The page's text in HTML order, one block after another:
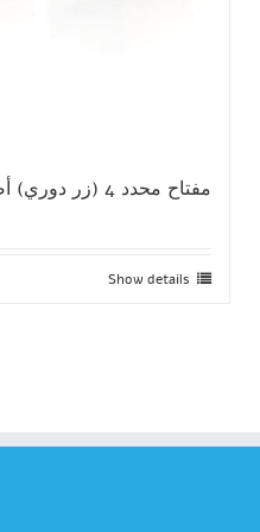
مفتاح محدد 4 (زر دوري) أصلي ليبر
Show details